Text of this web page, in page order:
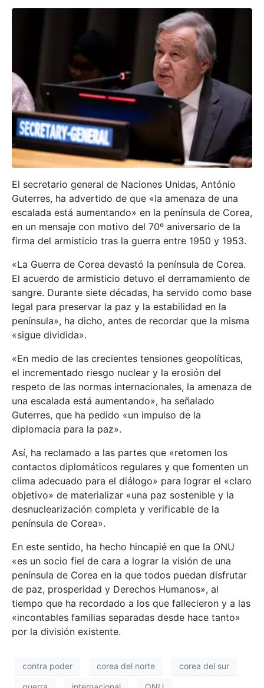
El secretario general de Naciones Unidas, António
Guterres, ha advertido de que «la amenaza de una
escalada está aumentando» en la península de Corea,
en un mensaje con motivo del 70º aniversario de la
firma del armisticio tras la guerra entre 1950 y 1953.
«La Guerra de Corea devastó la península de Corea.
El acuerdo de armisticio detuvo el derramamiento de
sangre. Durante siete décadas, ha servido como base
legal para preservar la paz y la estabilidad en la
península», ha dicho, antes de recordar que la misma
«sigue dividida».
«En medio de las crecientes tensiones geopolíticas,
el incrementado riesgo nuclear y la erosión del
respeto de las normas internacionales, la amenaza de
una escalada está aumentando», ha señalado
Guterres, que ha pedido «un impulso de la
diplomacia para la paz».
Así, ha reclamado a las partes que «retomen los
contactos diplomáticos regulares y que fomenten un
clima adecuado para el diálogo» para lograr el «claro
objetivo» de materializar «una paz sostenible y la
desnuclearización completa y verificable de la
península de Corea».
En este sentido, ha hecho hincapié en que la ONU
«es un socio fiel de cara a lograr la visión de una
península de Corea en la que todos puedan disfrutar
de paz, prosperidad y Derechos Humanos», al
tiempo que ha recordado a los que fallecieron y a las
«incontables familias separadas desde hace tanto»
por la división existente.
contra poder corea del norte corea del sur